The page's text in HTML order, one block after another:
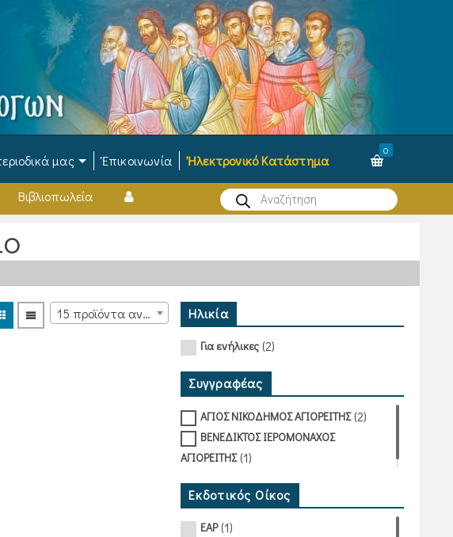
μας Ἐπικοινωνία Ἠλεκτρονικό Κατάστημα
0
Products
search
Βιβλιοπωλεία
15 προϊόντα ανά σελίδα Ηλικία
Για ενήλικες(2)
Συγγραφέας
ΑΓΙΟΣ ΝΙΚΟΔΗΜΟΣ ΑΓΙΟΡΕΙΤΗΣ(2)
ΒΕΝΕΔΙΚΤΟΣ ΙΕΡΟΜΟΝΑΧΟΣ
ΑΓΙΟΡΕΙΤΗΣ(1)
Εκδοτικός Οίκος
ΕΑΡ(1)